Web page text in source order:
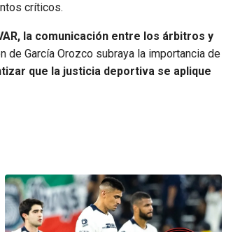
críticos.
la comunicación entre los árbitros y
de García Orozco subraya la importancia de
que la justicia deportiva se aplique